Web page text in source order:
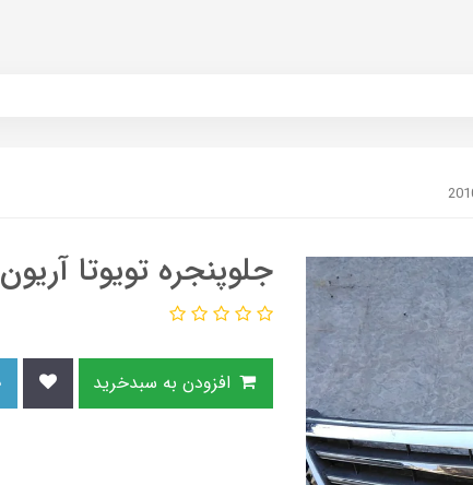
جلوپنجره تویوتا آریون 2010